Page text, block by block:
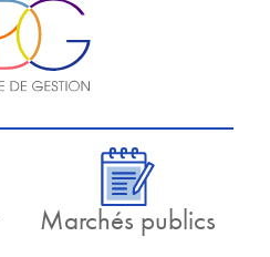
Marchés publics